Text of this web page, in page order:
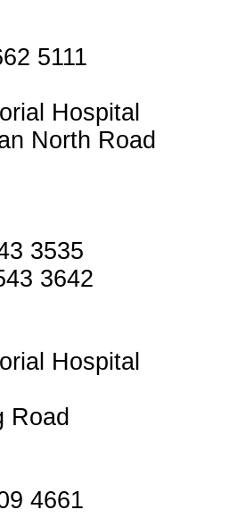
5111
Hospital
North Road
3535
3642
Hospital
Road
4661